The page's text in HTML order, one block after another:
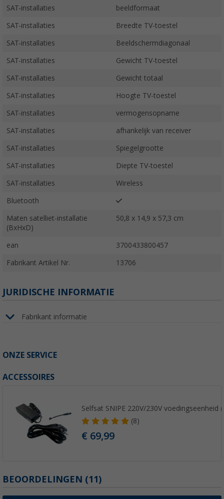
SAT-installaties beeldformaat
SAT-installaties Breedte TV-toestel
SAT-installaties Beeldschermdiagonaal
SAT-installaties Gewicht TV-toestel
SAT-installaties Gewicht totaal
SAT-installaties Hoogte TV-toestel
SAT-installaties vermogensopname
SAT-installaties afhankelijk van receiver
SAT-installaties Spiegelgrootte
SAT-installaties Diepte TV-toestel
SAT-installaties Wireless
Bluetooth
Maten satelliet-installatie
(BxHxD)
50,8 x 14,9 x 57,3 cm
ean 3700433800457
Fabrikant Artikel Nr. 13706
JURIDISCHE INFORMATIE
Fabrikant informatie
ONZE SERVICE
ACCESSOIRES
Selfsat SNIPE 220V/230V voedingseenheid
(8)
€ 69,99
BEOORDELINGEN (11)